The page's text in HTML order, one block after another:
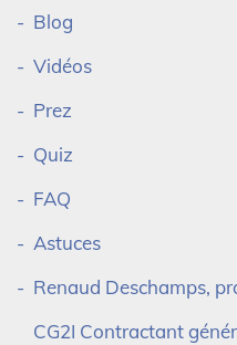
Blog
Vidéos
Prez
Quiz
FAQ
Astuces
Renaud Deschamps,
CG2I Contractant